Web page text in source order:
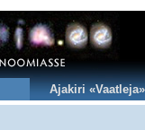
Ajakiri «Vaatleja»